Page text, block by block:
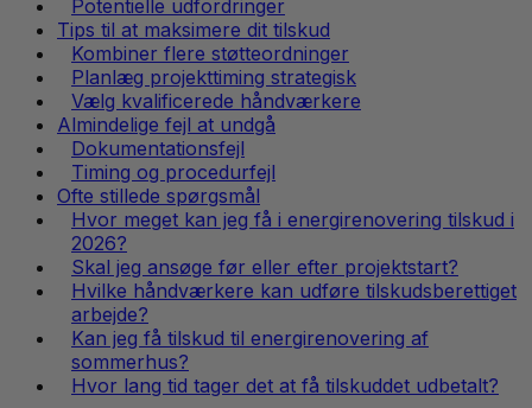
Potentielle udfordringer
Tips til at maksimere dit tilskud
Kombiner flere støtteordninger
Planlæg projekttiming strategisk
Vælg kvalificerede håndværkere
Almindelige fejl at undgå
Dokumentationsfejl
Timing og procedurfejl
Ofte stillede spørgsmål
Hvor meget kan jeg få i energirenovering tilskud i
2026?
Skal jeg ansøge før eller efter projektstart?
Hvilke håndværkere kan udføre tilskudsberettiget
arbejde?
Kan jeg få tilskud til energirenovering af
sommerhus?
Hvor lang tid tager det at få tilskuddet udbetalt?